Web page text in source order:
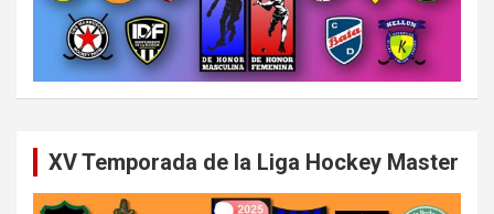
XV Temporada de la Liga Hockey Master